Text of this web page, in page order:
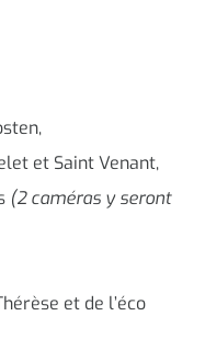
et Saint Venant,
(2 caméras y seront
et de l’éco